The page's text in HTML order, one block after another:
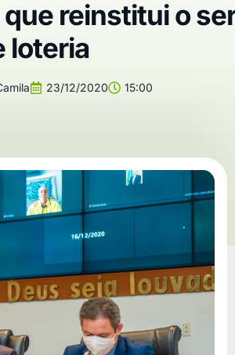
reinstitui o
loteria
23/12/2020 15:00